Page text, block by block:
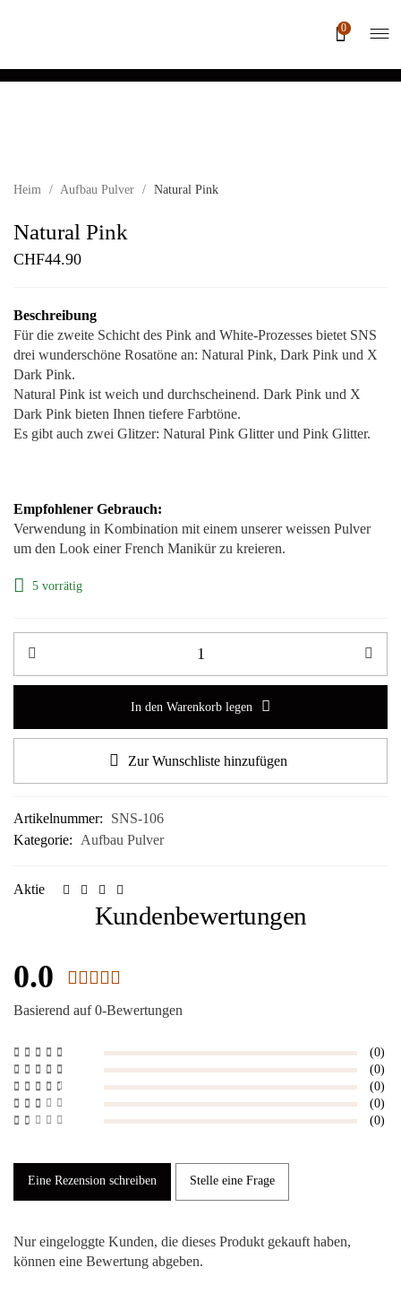
0
Heim / Aufbau Pulver / Natural Pink
Natural Pink
CHF44.90
Beschreibung
Für die zweite Schicht des Pink and White-Prozesses bietet SNS
drei wunderschöne Rosatöne an: Natural Pink, Dark Pink und X
Dark Pink.
Natural Pink ist weich und durchscheinend. Dark Pink und X
Dark Pink bieten Ihnen tiefere Farbtöne.
Es gibt auch zwei Glitzer: Natural Pink Glitter und Pink Glitter.
Empfohlener Gebrauch:
Verwendung in Kombination mit einem unserer weissen Pulver
um den Look einer French Manikür zu kreieren.
5 vorrätig
In den Warenkorb legen
Zur Wunschliste hinzufügen
Artikelnummer:
SNS-106
Kategorie:
Aufbau Pulver
Aktie
Kundenbewertungen
0.0
Basierend auf 0-Bewertungen
(0)
(0)
(0)
(0)
(0)
Eine Rezension schreiben Stelle eine Frage
Nur eingeloggte Kunden, die dieses Produkt gekauft haben,
können eine Bewertung abgeben.